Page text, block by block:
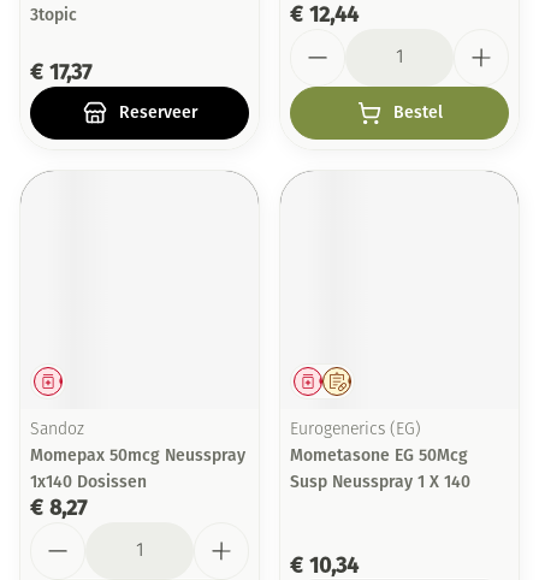
3topic
€ 17,37
Reserveer
€ 12,44
Bestel
Geneesmiddel
Sandoz
Momepax 50mcg Neusspray
1x140 Dosissen
€ 8,27
Op voorschrift
Geneesmiddel
Eurogenerics (EG)
Mometasone EG 50Mcg
Susp Neusspray 1 X 140
€ 10,34